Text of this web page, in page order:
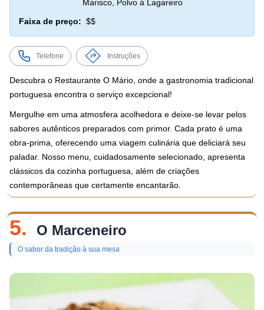
Marisco, Polvo à Lagareiro
Faixa de preço: $$
Telefone Instruções
Descubra o Restaurante O Mário, onde a gastronomia tradicional
portuguesa encontra o serviço excepcional!
Mergulhe em uma atmosfera acolhedora e deixe-se levar pelos
sabores autênticos preparados com primor. Cada prato é uma
obra-prima, oferecendo uma viagem culinária que deliciará seu
paladar. Nosso menu, cuidadosamente selecionado, apresenta
clássicos da cozinha portuguesa, além de criações
contemporâneas que certamente encantarão.
5. O Marceneiro
O sabor da tradição à sua mesa